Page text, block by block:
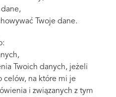
Twoje dane.
Twoich danych, jeżeli
celów, na które mi je
i związanych z tym